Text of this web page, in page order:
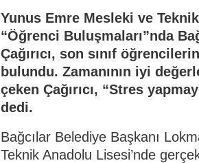
Yunus Emre Mesleki ve
“Öğrenci Buluşmaları”nda
Çağırıcı, son sınıf
bulundu. Zamanının iyi
çeken Çağırıcı, “Stres
dedi.
Bağcılar Belediye Başkanı
Teknik Anadolu Lisesi’nde